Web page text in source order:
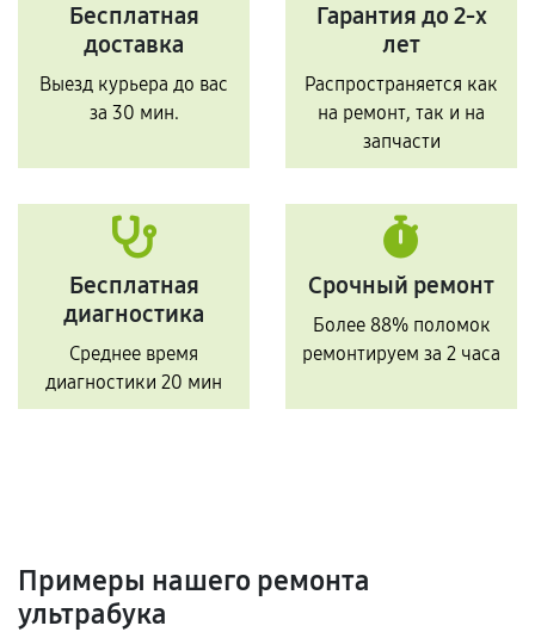
Бесплатная
доставка
Выезд курьера до вас
за 30 мин.
Гарантия до 2-х
лет
Распространяется как
на ремонт, так и на
запчасти
Бесплатная
диагностика
Среднее время
диагностики 20 мин
Срочный ремонт
Более 88% поломок
ремонтируем за 2 часа
Примеры нашего ремонта
ультрабука